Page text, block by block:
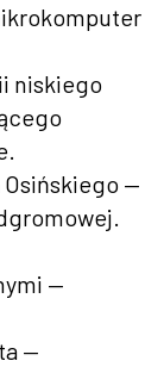
niskiego
—
—
—